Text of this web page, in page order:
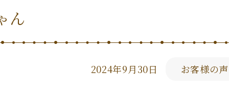
ん
2024年9月30日 お客様の